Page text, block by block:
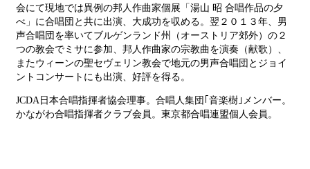
会にて現地では異例の邦人作曲家個展「湯山 昭 合唱作品の夕
べ」に合唱団と共に出演、大成功を収める。翌２０１３年、男
声合唱団を率いてブルゲンランド州（オーストリア郊外）の２
つの教会でミサに参加、邦人作曲家の宗教曲を演奏（献歌）、
またウィーンの聖セヴェリン教会で地元の男声合唱団とジョイ
ントコンサートにも出演、好評を得る。
JCDA日本合唱指揮者協会理事。合唱人集団｢音楽樹｣メンバー。
かながわ合唱指揮者クラブ会員。東京都合唱連盟個人会員。